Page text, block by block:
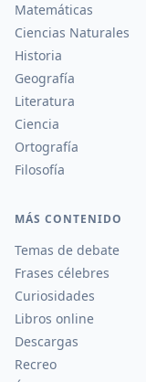
Matemáticas
Ciencias Naturales
Historia
Geografía
Literatura
Ciencia
Ortografía
Filosofía
MÁS CONTENIDO
Temas de debate
Frases célebres
Curiosidades
Libros online
Descargas
Recreo